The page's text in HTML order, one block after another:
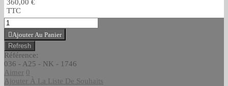
360,00 €
TTC
Ajouter Au Panier
Référence:
036 - A25 - NK - 1746
Aimer 0
Ajouter À La Liste De Souhaits